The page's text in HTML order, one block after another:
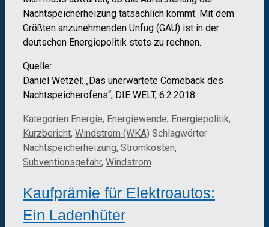
Nachtspeicherheizung tatsächlich kommt. Mit dem
Größten anzunehmenden Unfug (GAU) ist in der
deutschen Energiepolitik stets zu rechnen.
Quelle:
Daniel Wetzel: „Das unerwartete Comeback des
Nachtspeicherofens“, DIE WELT, 6.2.2018
Kategorien Energie, Energiewende; Energiepolitik,
Kurzbericht, Windstrom (WKA) Schlagwörter
Nachtspeicherheizung, Stromkosten,
Subventionsgefahr, Windstrom
Kaufprämie für Elektroautos:
Ein Ladenhüter